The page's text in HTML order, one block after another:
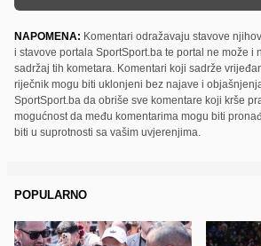
NAPOMENA: Komentari odražavaju stavove
i stavove portala SportSport.ba te portal ne može i
sadržaj tih kometara. Komentari koji sadrže
riječnik mogu biti uklonjeni bez najave i
SportSport.ba da obriše sve komentare koji krše
mogućnost da među komentarima mogu biti
biti u suprotnosti sa vašim uvjerenjima.
POPULARNO